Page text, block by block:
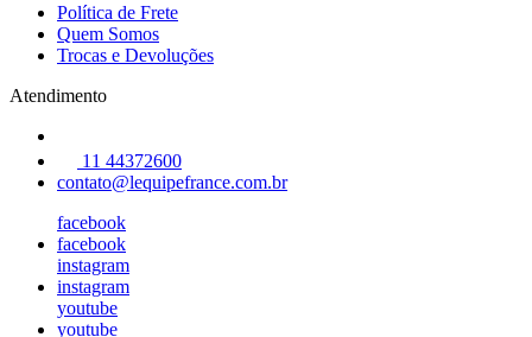
Política de Frete
Quem Somos
Trocas e Devoluções
Atendimento
11 44372600
contato@lequipefrance.com.br
facebook
facebook
instagram
instagram
youtube
youtube